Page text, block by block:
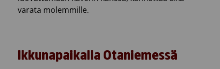
varata molemmille.
Ikkunapaikalla Otaniemessä